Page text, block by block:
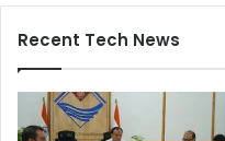
Recent Tech News